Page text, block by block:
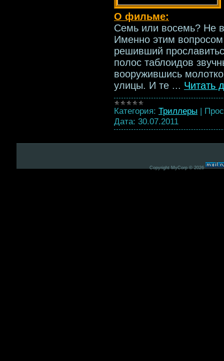
О фильме:
Семь или восемь? Не
Именно этим
решивший
полос таблоидов
вооружившись
улицы. И те ... Читать
Категория: Триллеры |
Дата: 30.07.2011
Copyright MyCorp © 2026